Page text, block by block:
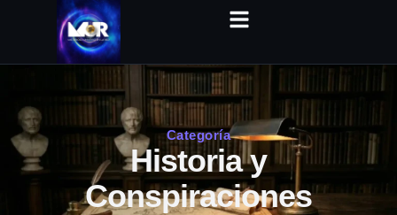
Categoría
Historia y
Conspiraciones